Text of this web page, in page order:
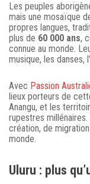
Les peuples
mais une mosaïque
propres langues,
plus de 60 000 ans,
connue au monde.
musique, les danses,
Avec Passion
lieux porteurs de
Anangu, et les
rupestres
création, de
monde.
Uluru : plus